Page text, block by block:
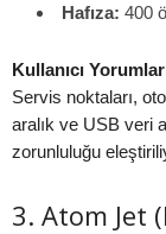
Hafıza: 400
Kullanıcı
Servis noktaları,
aralık ve USB veri
zorunluluğu
3. Atom Jet